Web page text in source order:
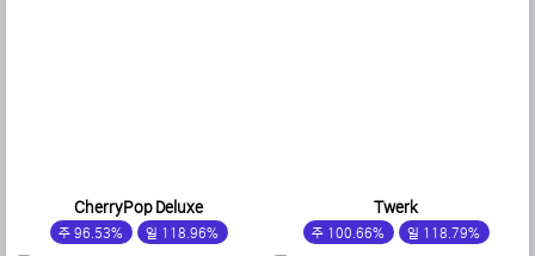
CherryPop Deluxe
주 96.53% 일 118.96%
Twerk
주 100.66% 일 118.79%